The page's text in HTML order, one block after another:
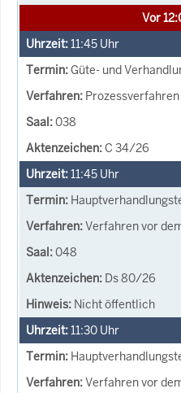
Vor
11:45 Uhr
Güte- und
Prozessverfahren
038
C 34/26
11:45 Uhr
Verfahren vor
048
Ds 80/26
Nicht öffentlich
11:30 Uhr
Verfahren vor